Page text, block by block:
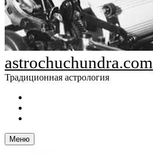
astrochuchundra.com
Традиционная астрология
Меню